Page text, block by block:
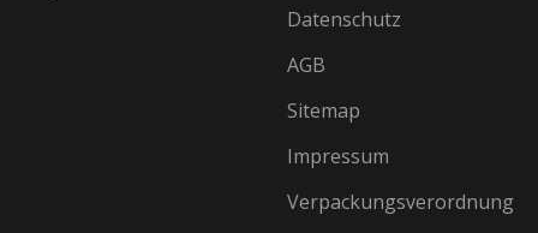
Datenschutz
AGB
Sitemap
Impressum
Verpackungsverordnung